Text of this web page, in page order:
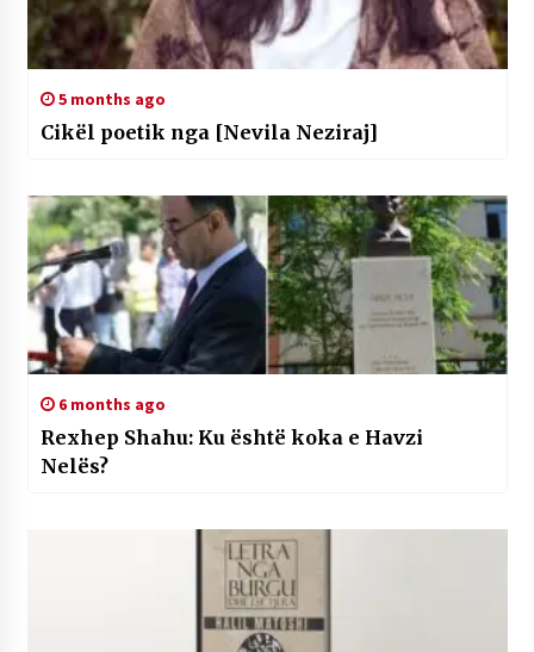
5 months ago
Cikël poetik nga [Nevila Neziraj]
6 months ago
Rexhep Shahu: Ku është koka e Havzi
Nelës?